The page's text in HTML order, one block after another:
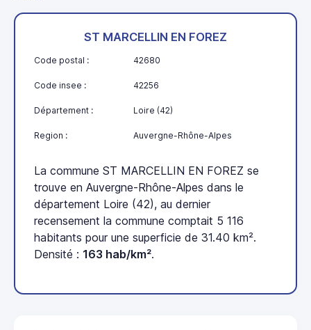
ST MARCELLIN EN FOREZ
Code postal : 42680
Code insee : 42256
Département : Loire (42)
Region : Auvergne-Rhône-Alpes
La commune ST MARCELLIN EN FOREZ se
trouve en Auvergne-Rhône-Alpes dans le
département Loire (42), au dernier
recensement la commune comptait 5 116
habitants pour une superficie de 31.40 km².
Densité : 163 hab/km².